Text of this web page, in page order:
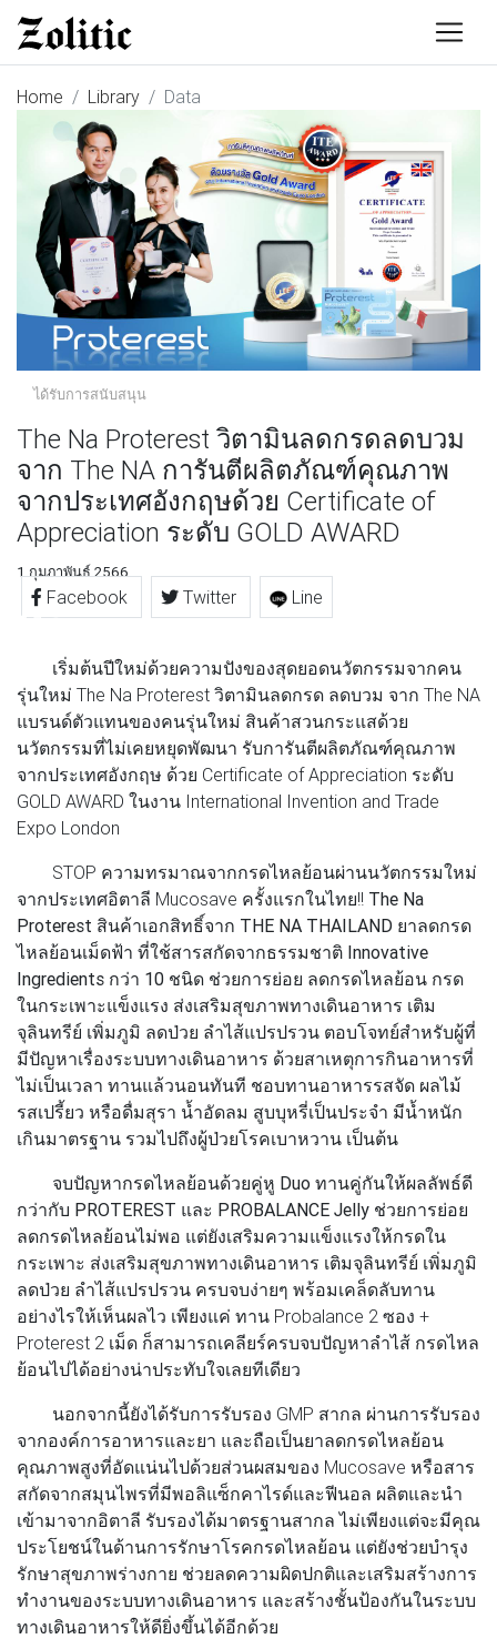
Home Library Data
ได้รับการสนับสนุน
The Na Proterest วิตามินลดกรดลดบวม
จาก The NA การันตีผลิตภัณฑ์คุณภาพ
จากประเทศอังกฤษด้วย Certificate of
Appreciation ระดับ GOLD AWARD
1 กุมภาพันธ์ 2566
Facebook Twitter Line
เริ่มต้นปีใหม่ด้วยความปังของสุดยอดนวัตกรรมจากคน
รุ่นใหม่ The Na Proterest วิตามินลดกรด ลดบวม จาก The NA
แบรนด์ตัวแทนของคนรุ่นใหม่ สินค้าสวนกระแสด้วย
นวัตกรรมที่ไม่เคยหยุดพัฒนา รับการันตีผลิตภัณฑ์คุณภาพ
จากประเทศอังกฤษ ด้วย Certificate of Appreciation ระดับ
GOLD AWARD ในงาน International Invention and Trade
Expo London
STOP ความทรมาณจากกรดไหลย้อนผ่านนวัตกรรมใหม่
จากประเทศอิตาลี Mucosave ครั้งแรกในไทย!! The Na
Proterest สินค้าเอกสิทธิ์จาก THE NA THAILAND ยาลดกรด
ไหลย้อนเม็ดฟ้า ที่ใช้สารสกัดจากธรรมชาติ Innovative
Ingredients กว่า 10 ชนิด ช่วยการย่อย ลดกรดไหลย้อน กรด
ในกระเพาะแข็งแรง ส่งเสริมสุขภาพทางเดินอาหาร เติม
จุลินทรีย์ เพิ่มภูมิ ลดป่วย ลำไส้แปรปรวน ตอบโจทย์สำหรับผู้ที่
มีปัญหาเรื่องระบบทางเดินอาหาร ด้วยสาเหตุการกินอาหารที่
ไม่เป็นเวลา ทานแล้วนอนทันที ชอบทานอาหารรสจัด ผลไม้
รสเปรี้ยว หรือดื่มสุรา น้ำอัดลม สูบบุหรี่เป็นประจำ มีน้ำหนัก
เกินมาตรฐาน รวมไปถึงผู้ป่วยโรคเบาหวาน เป็นต้น
จบปัญหากรดไหลย้อนด้วยคู่หู Duo ทานคู่กันให้ผลลัพธ์ดี
กว่ากับ PROTEREST และ PROBALANCE Jelly ช่วยการย่อย
ลดกรดไหลย้อนไม่พอ แต่ยังเสริมความแข็งแรงให้กรดใน
กระเพาะ ส่งเสริมสุขภาพทางเดินอาหาร เติมจุลินทรีย์ เพิ่มภูมิ
ลดป่วย ลำไส้แปรปรวน ครบจบง่ายๆ พร้อมเคล็ดลับทาน
อย่างไรให้เห็นผลไว เพียงแค่ ทาน Probalance 2 ซอง +
Proterest 2 เม็ด ก็สามารถเคลียร์ครบจบปัญหาลำไส้ กรดไหล
ย้อนไปได้อย่างน่าประทับใจเลยทีเดียว
นอกจากนี้ยังได้รับการรับรอง GMP สากล ผ่านการรับรอง
จากองค์การอาหารและยา และถือเป็นยาลดกรดไหลย้อน
คุณภาพสูงที่อัดแน่นไปด้วยส่วนผสมของ Mucosave หรือสาร
สกัดจากสมุนไพรที่มีพอลิแซ็กคาไรด์และฟีนอล ผลิตและนำ
เข้ามาจากอิตาลี รับรองได้มาตรฐานสากล ไม่เพียงแต่จะมีคุณ
ประโยชน์ในด้านการรักษาโรคกรดไหลย้อน แต่ยังช่วยบำรุง
รักษาสุขภาพร่างกาย ช่วยลดความผิดปกติและเสริมสร้างการ
ทำงานของระบบทางเดินอาหาร และสร้างชั้นป้องกันในระบบ
ทางเดินอาหารให้ดียิ่งขึ้นได้อีกด้วย